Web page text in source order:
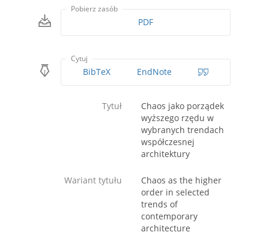
Pobierz zasób
PDF
Cytuj
BibTeX EndNote
Tytuł
Chaos jako porządek
wyższego rzędu w
wybranych trendach
współczesnej
architektury
Wariant tytułu
Chaos as the higher
order in selected
trends of
contemporary
architecture